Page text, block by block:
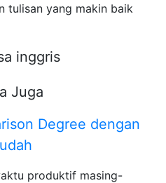
tulisan yang makin baik
Juga
Degree dengan
produktif masing-